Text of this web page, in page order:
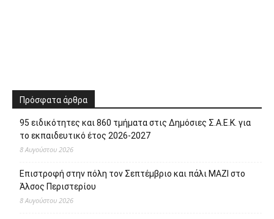
Πρόσφατα άρθρα
95 ειδικότητες και 860 τμήματα στις Δημόσιες Σ.Α.Ε.Κ. για
το εκπαιδευτικό έτος 2026-2027
8 Αυγούστου 2026
Επιστροφή στην πόλη τον Σεπτέμβριο και πάλι ΜΑΖΙ στο
Άλσος Περιστερίου
8 Αυγούστου 2026